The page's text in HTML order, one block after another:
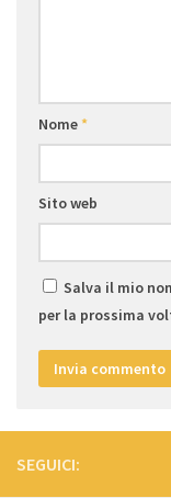
Nome*
Sito web
Salva il mio
per la prossima
SEGUICI: